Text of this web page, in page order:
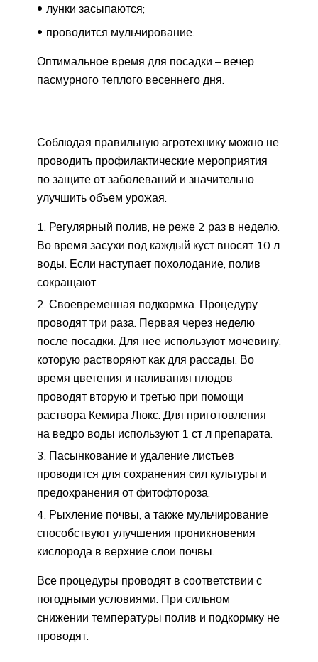
лунки засыпаются;
проводится мульчирование.
Оптимальное время для посадки – вечер
пасмурного теплого весеннего дня.
Соблюдая правильную агротехнику можно не
проводить профилактические мероприятия
по защите от заболеваний и значительно
улучшить объем урожая.
Регулярный полив, не реже 2 раз в неделю.
Во время засухи под каждый куст вносят 10 л
воды. Если наступает похолодание, полив
сокращают.
Своевременная подкормка. Процедуру
проводят три раза. Первая через неделю
после посадки. Для нее используют мочевину,
которую растворяют как для рассады. Во
время цветения и наливания плодов
проводят вторую и третью при помощи
раствора Кемира Люкс. Для приготовления
на ведро воды используют 1 ст л препарата.
Пасынкование и удаление листьев
проводится для сохранения сил культуры и
предохранения от фитофтороза.
Рыхление почвы, а также мульчирование
способствуют улучшения проникновения
кислорода в верхние слои почвы.
Все процедуры проводят в соответствии с
погодными условиями. При сильном
снижении температуры полив и подкормку не
проводят.